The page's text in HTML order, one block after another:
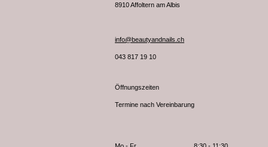
8910 Affoltern am Albis
info@beautyandnails.ch
043 817 19 10
Öffnungszeiten
Termine nach Vereinbarung